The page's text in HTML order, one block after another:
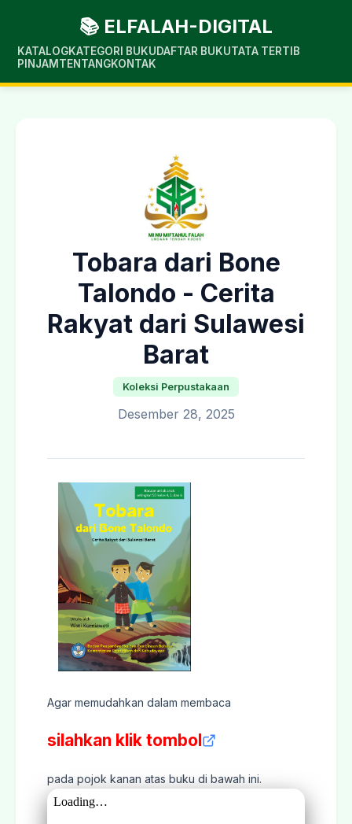
📚 ELFALAH-DIGITAL
KATALOGKATEGORI BUKUDAFTAR BUKUTATA TERTIB
PINJAM TENTANGKONTAK
Tobara dari Bone
Talondo - Cerita
Rakyat dari Sulawesi
Barat
Koleksi Perpustakaan
Desember 28, 2025
Agar memudahkan dalam membaca
silahkan klik tombol
pada pojok kanan atas buku di bawah ini.